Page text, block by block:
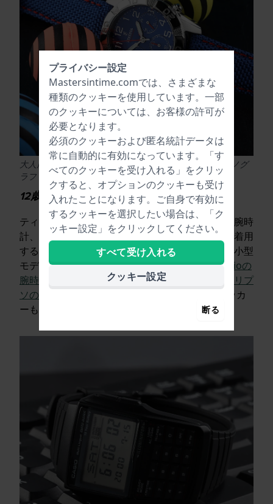
大人用モデルと見分けがつかないFestina ジュニア クロノグ
ラフ
12歳以上
ティーンエイジャーになると、通常は大人向けの腕時
計、あるいは（シンプルな）スマートウォッチを着用
する準備が整います。例えば、女性用や男性用の小型
モデル 、例えばトレンドのデジタルレトロなCasioの
腕時計などが
挙げられます。あるいは、
以下のカリプ
ソのようなスポーティーな
アクティビティトラッカ
ーも、10代前半の若者には
プライバシー設定
Mastersintime.comでは、さまざまな
種類のクッキーを使用しています。一部
のクッキーについては、お客様の許可が
必要となります。
必須のクッキーおよび匿名統計データは
常に自動的に有効になっています。「す
べてのクッキーを受け入れる」をクリッ
クすると、オプションのクッキーも受け
入れたことになります。ご自身で有効に
するクッキーを選択したい場合は、「ク
ッキー設定」をクリックしてください。
すべて受け入れる
クッキー設定
断る